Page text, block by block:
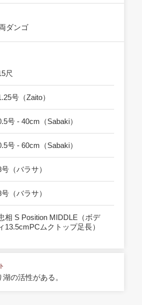
ダンゴ
尺
号（Zaito）
号 - 40cm（Sabaki）
号 - 60cm（Sabaki）
号（バラサ）
号（バラサ）
相 S Position MIDDLE（ボデ
13.5cmPCムクトップ足長）
湖の活性がある。